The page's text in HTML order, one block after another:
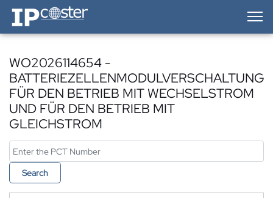
IP-Coster — Home
WO2026114654 -
BATTERIEZELLENMODULVERSCHALTUNG
FÜR DEN BETRIEB MIT WECHSELSTROM
UND FÜR DEN BETRIEB MIT
GLEICHSTROM
Search